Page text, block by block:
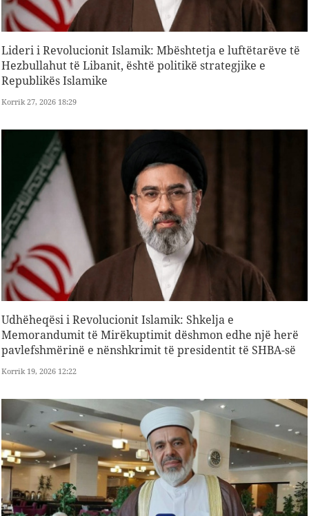
Lideri i Revolucionit Islamik: Mbështetja e luftëtarëve të
Hezbullahut të Libanit, është politikë strategjike e
Republikës Islamike
Korrik 27, 2026 18:29
Udhëheqësi i Revolucionit Islamik: Shkelja e
Memorandumit të Mirëkuptimit dëshmon edhe një herë
pavlefshmërinë e nënshkrimit të presidentit të SHBA-së
Korrik 19, 2026 12:22